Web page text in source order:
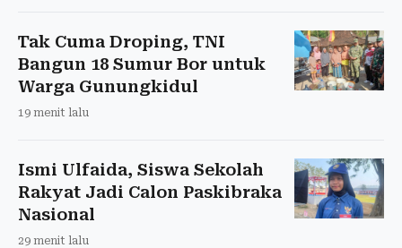
Tak Cuma Droping, TNI
Bangun 18 Sumur Bor untuk
Warga Gunungkidul
19 menit lalu
Ismi Ulfaida, Siswa Sekolah
Rakyat Jadi Calon Paskibraka
Nasional
29 menit lalu